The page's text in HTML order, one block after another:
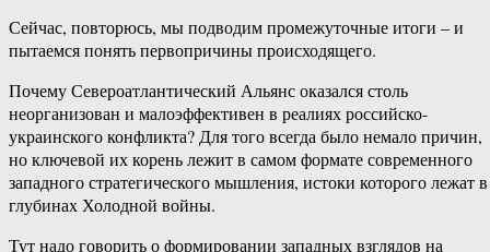
Сейчас, повторюсь, мы подводим промежуточные итоги – и
пытаемся понять первопричины происходящего.
Почему Североатлантический Альянс оказался столь
неорганизован и малоэффективен в реалиях российско-
украинского конфликта? Для того всегда было немало причин,
но ключевой их корень лежит в самом формате современного
западного стратегического мышления, истоки которого лежат в
глубинах Холодной войны.
Тут надо говорить о формировании западных взглядов на